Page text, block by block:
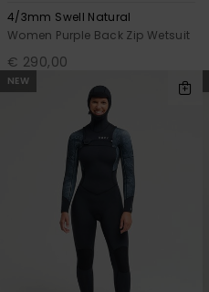
4/3mm Swell Natural
Women Purple Back Zip Wetsuit
€ 290,00
NEW